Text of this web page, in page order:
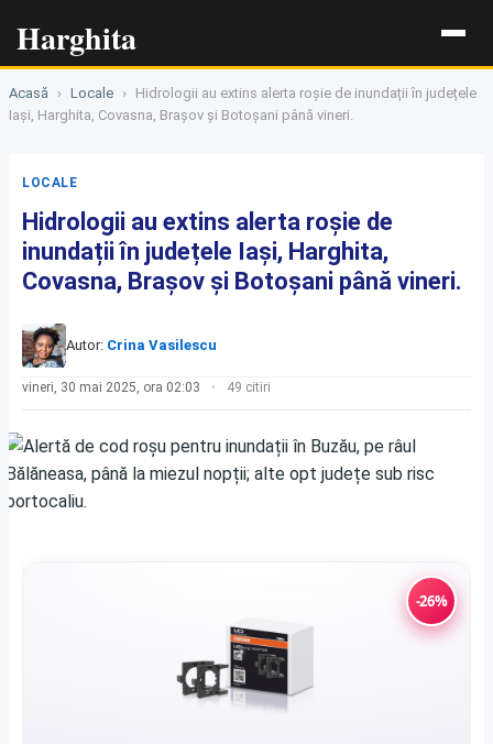
Harghita
Acasă › Locale ›
Hidrologii au extins alerta roșie de inundații în județele
Iași, Harghita, Covasna, Brașov și Botoșani până vineri.
LOCALE
Hidrologii au extins alerta roșie de
inundații în județele Iași, Harghita,
Covasna, Brașov și Botoșani până vineri.
Autor: Crina Vasilescu
vineri, 30 mai 2025, ora 02:03 49 citiri
-26%